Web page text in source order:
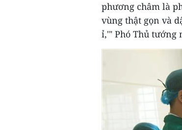
phương châm là
vùng thật gọn và
ỉ,'" Phó Thủ tướng